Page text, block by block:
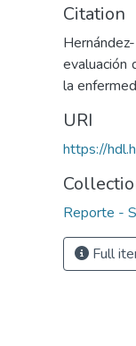
Citation
evaluación
la
URI
https://
Reporte -
Full